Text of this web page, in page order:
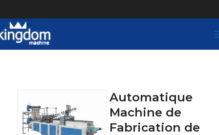
Automatique
Machine de
Fabrication de